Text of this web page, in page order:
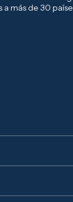
más de 30